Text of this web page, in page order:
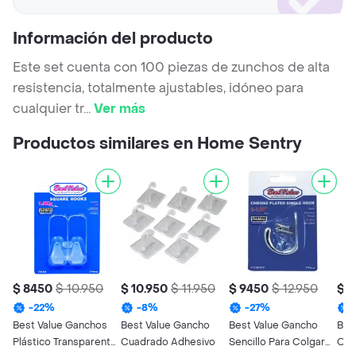
Información del producto
Este set cuenta con 100 piezas de zunchos de alta
resistencia, totalmente ajustables, idóneo para
cualquier tr...Ver más
Productos similares en Home Sentry
$ 8450 $ 10.950
-22%
Best Value Ganchos
Plástico Transparente
$ 10.950 $ 11.950
-8%
Best Value Gancho
Cuadrado Adhesivo
$ 9450 $ 12.950
-27%
Best Value Gancho
Sencillo Para Colgar
$